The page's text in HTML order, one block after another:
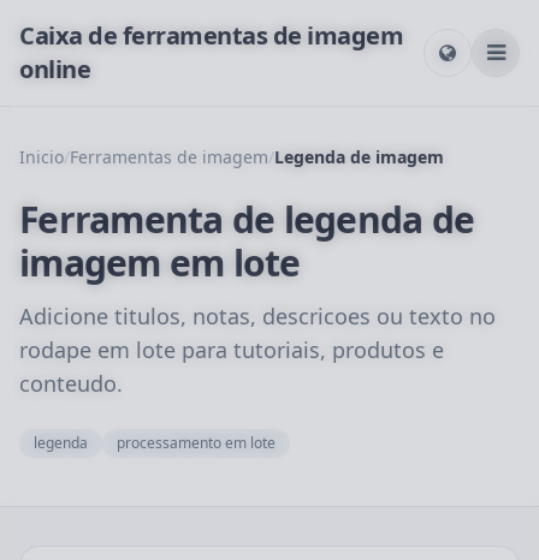
Caixa de ferramentas de imagem
online
Inicio/Ferramentas de imagem/Legenda de imagem
Ferramenta de legenda de
imagem em lote
Adicione titulos, notas, descricoes ou texto no
rodape em lote para tutoriais, produtos e
conteudo.
legenda processamento em lote